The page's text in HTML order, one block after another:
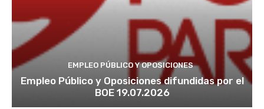
EMPLEO PÚBLICO Y OPOSICIONES
Empleo Público y Oposiciones difundidas por el
BOE 19.07.2026